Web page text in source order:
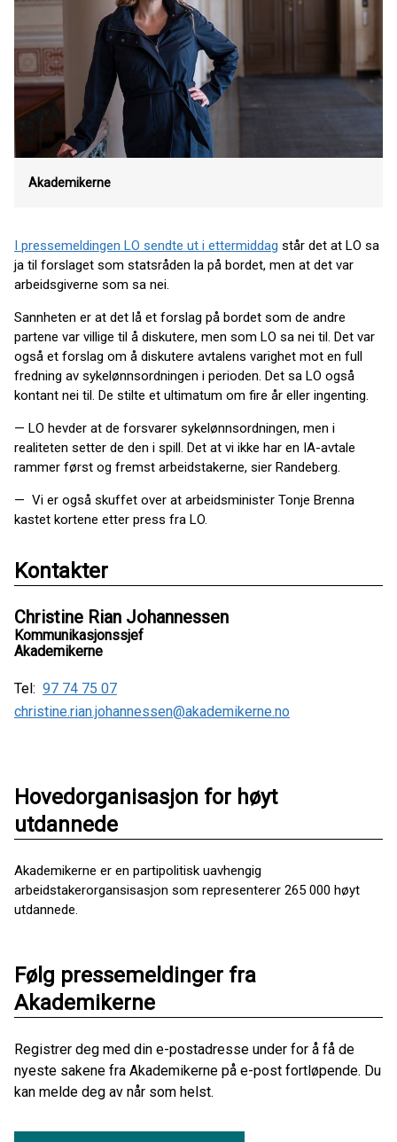
Akademikerne
I pressemeldingen LO sendte ut i ettermiddag står det at LO sa
ja til forslaget som statsråden la på bordet, men at det var
arbeidsgiverne som sa nei.
Sannheten er at det lå et forslag på bordet som de andre
partene var villige til å diskutere, men som LO sa nei til. Det var
også et forslag om å diskutere avtalens varighet mot en full
fredning av sykelønnsordningen i perioden. Det sa LO også
kontant nei til. De stilte et ultimatum om fire år eller ingenting.
— LO hevder at de forsvarer sykelønnsordningen, men i
realiteten setter de den i spill. Det at vi ikke har en IA-avtale
rammer først og fremst arbeidstakerne, sier Randeberg.
— Vi er også skuffet over at arbeidsminister Tonje Brenna
kastet kortene etter press fra LO.
Kontakter
Christine Rian Johannessen
Kommunikasjonssjef
Akademikerne
Tel: 97 74 75 07
christine.rian.johannessen@akademikerne.no
Hovedorganisasjon for høyt
utdannede
Akademikerne er en partipolitisk uavhengig
arbeidstakerorgansisasjon som representerer 265 000 høyt
utdannede.
Følg pressemeldinger fra
Akademikerne
Registrer deg med din e-postadresse under for å få de
nyeste sakene fra Akademikerne på e-post fortløpende. Du
kan melde deg av når som helst.